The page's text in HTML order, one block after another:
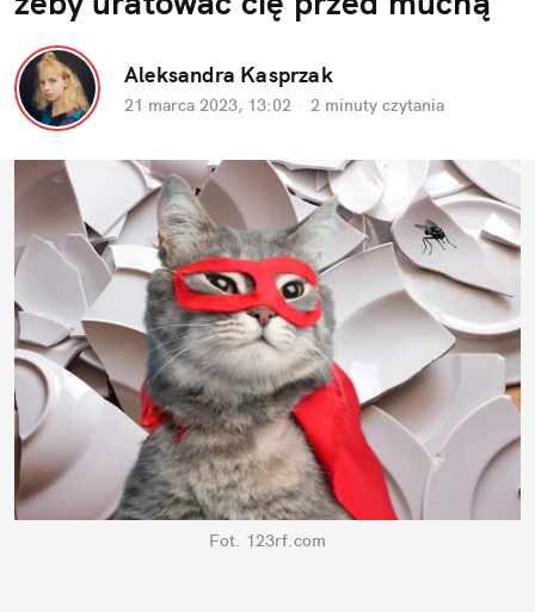
Aleksandra Kasprzak
21 marca 2023, 13:02 · 2 minuty czytania
Fot. 123rf.com